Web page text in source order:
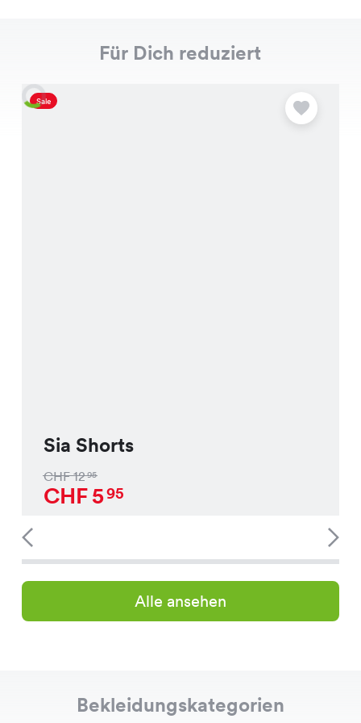
Für Dich reduziert
Sale
Sia Shorts
CHF1295
CHF595
Alle ansehen
Bekleidungskategorien